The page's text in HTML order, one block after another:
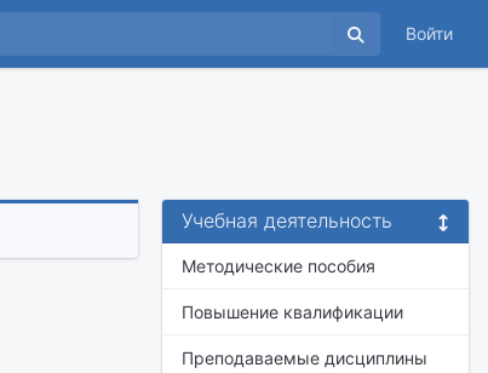
Войти
Учебная деятельность
Методические пособия
Повышение квалификации
Преподаваемые дисциплины